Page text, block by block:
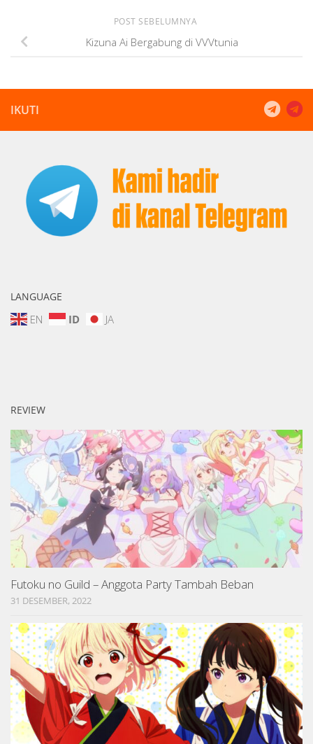
POST SEBELUMNYA
Kizuna Ai Bergabung di VVVtunia
IKUTI
LANGUAGE
EN ID JA
REVIEW
Futoku no Guild – Anggota Party Tambah Beban
31 DESEMBER, 2022